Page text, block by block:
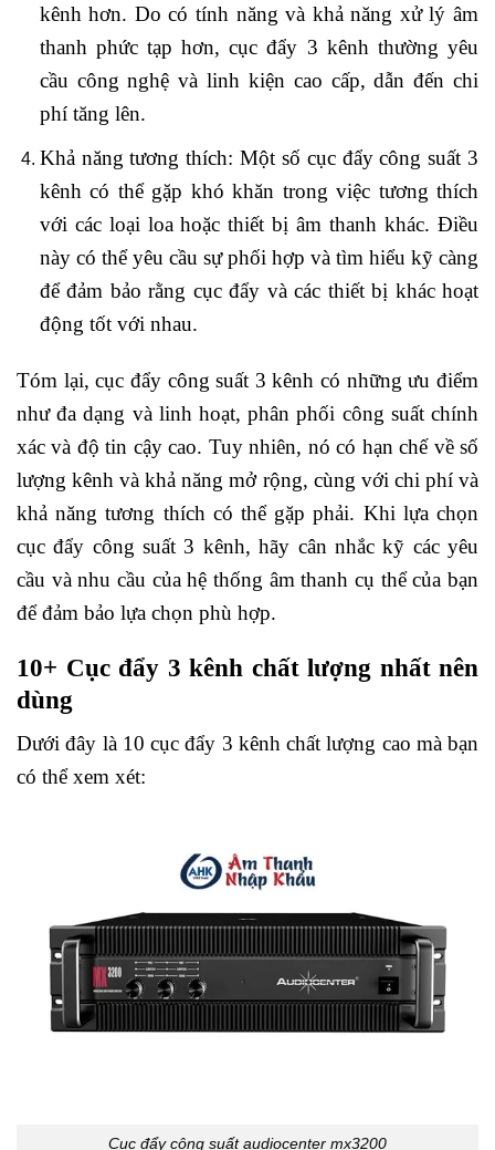
kênh hơn. Do có tính năng và khả năng xử lý âm
thanh phức tạp hơn, cục đẩy 3 kênh thường yêu
cầu công nghệ và linh kiện cao cấp, dẫn đến chi
phí tăng lên.
Khả năng tương thích: Một số cục đẩy công suất 3
kênh có thể gặp khó khăn trong việc tương thích
với các loại loa hoặc thiết bị âm thanh khác. Điều
này có thể yêu cầu sự phối hợp và tìm hiểu kỹ càng
để đảm bảo rằng cục đẩy và các thiết bị khác hoạt
động tốt với nhau.
Tóm lại, cục đẩy công suất 3 kênh có những ưu điểm
như đa dạng và linh hoạt, phân phối công suất chính
xác và độ tin cậy cao. Tuy nhiên, nó có hạn chế về số
lượng kênh và khả năng mở rộng, cùng với chi phí và
khả năng tương thích có thể gặp phải. Khi lựa chọn
cục đẩy công suất 3 kênh, hãy cân nhắc kỹ các yêu
cầu và nhu cầu của hệ thống âm thanh cụ thể của bạn
để đảm bảo lựa chọn phù hợp.
10+ Cục đẩy 3 kênh chất lượng nhất nên
dùng
Dưới đây là 10 cục đẩy 3 kênh chất lượng cao mà bạn
có thể xem xét:
Cục đẩy công suất audiocenter mx3200